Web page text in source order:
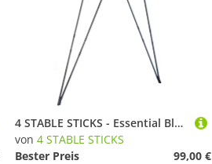
4 STABLE STICKS - Essential Black Modell - Pirsch- Und Weitschießstock - Optimale Stabilität - Abnehmbar - Nur Für Stehende Schüsse - Leicht Und Langlebig - Kohlefaser-Effekt Schwarz
von 4 STABLE STICKS
Bester Preis
99,00 €